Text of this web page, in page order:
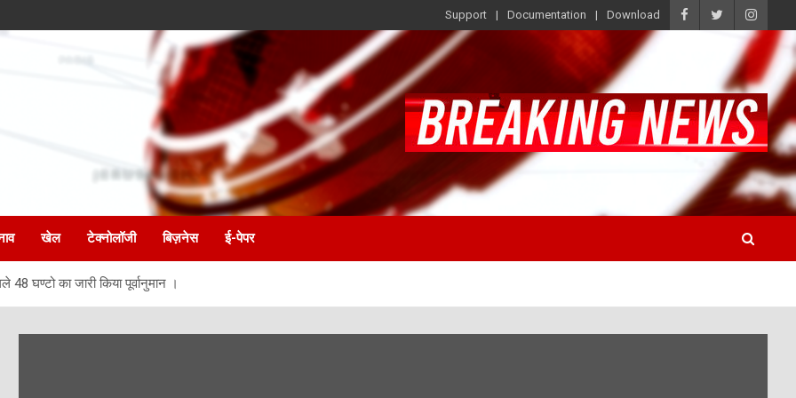
Support Documentation Download
खेल टेक्नोलॉजी बिज़नेस ई-पेपर
घण्टो का जारी किया पूर्वानुमान ।